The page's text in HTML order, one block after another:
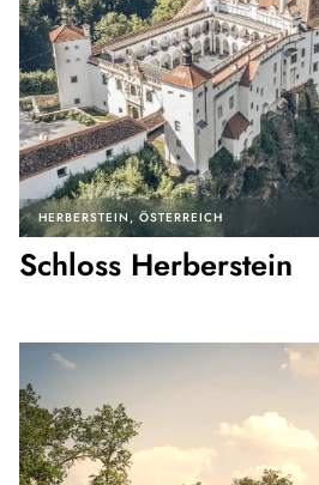
HERBERSTEIN ÖSTERREICH
Schloss Herberstein